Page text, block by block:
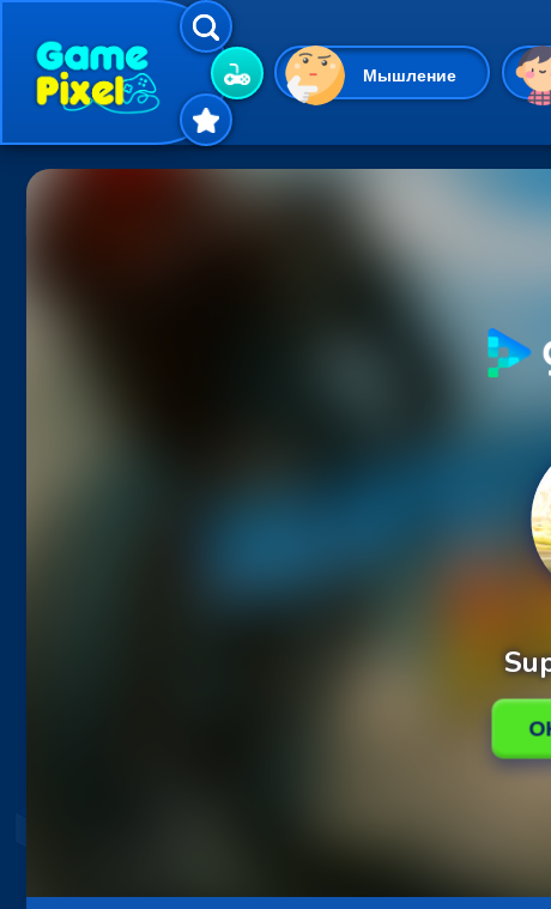
Мышление
Гиперказуальные